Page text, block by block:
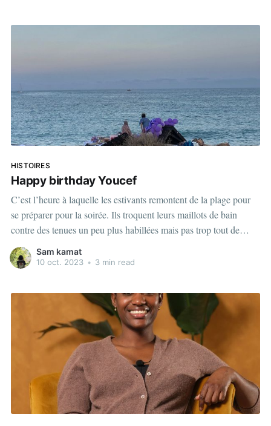
HISTOIRES
Happy birthday Youcef
C’est l’heure à laquelle les estivants remontent de la plage pour
se préparer pour la soirée. Ils troquent leurs maillots de bain
contre des tenues un peu plus habillées mais pas trop tout de
même. Ils ont à cœur de montrer le bronzage qu’il ont acquis
difficilement,
Sam kamat
10 oct. 2023 • 3 min read